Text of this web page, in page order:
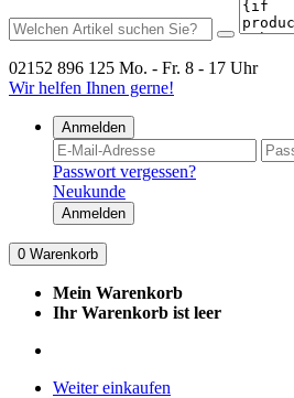
02152 896 125 Mo. - Fr. 8 - 17 Uhr
Wir helfen Ihnen gerne!
Anmelden
Passwort vergessen?
Neukunde
Anmelden
0 Warenkorb
Mein Warenkorb
Ihr Warenkorb ist leer
Weiter einkaufen